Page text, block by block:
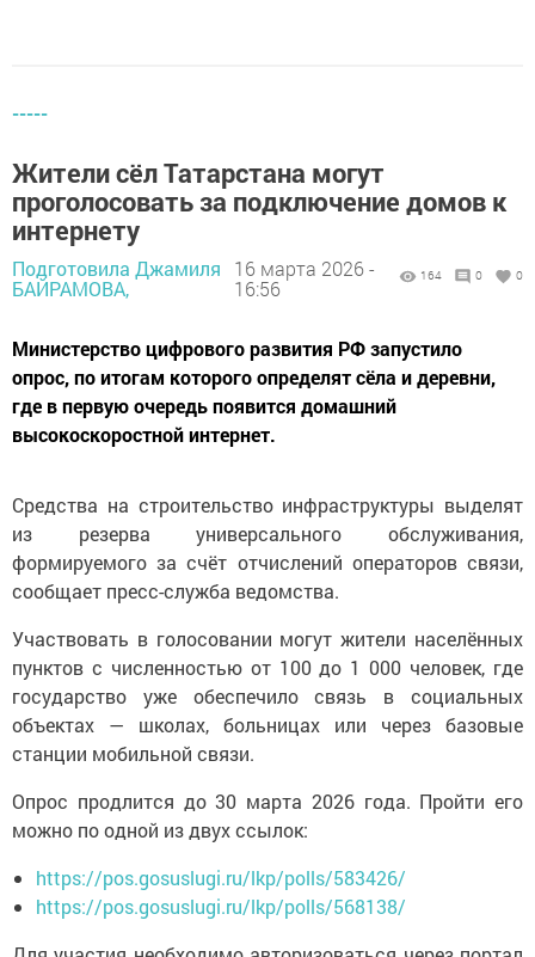
-----
Жители сёл Татарстана могут
проголосовать за подключение домов к
интернету
Подготовила Джамиля
БАЙРАМОВА,
16 марта 2026 -
16:56
164 0 0
Министерство цифрового развития РФ запустило
опрос, по итогам которого определят сёла и деревни,
где в первую очередь появится домашний
высокоскоростной интернет.
Средства на строительство инфраструктуры выделят
из резерва универсального обслуживания,
формируемого за счёт отчислений операторов связи,
сообщает пресс-служба ведомства.
Участвовать в голосовании могут жители населённых
пунктов с численностью от 100 до 1 000 человек, где
государство уже обеспечило связь в социальных
объектах — школах, больницах или через базовые
станции мобильной связи.
Опрос продлится до 30 марта 2026 года. Пройти его
можно по одной из двух ссылок:
https://pos.gosuslugi.ru/lkp/polls/583426/
https://pos.gosuslugi.ru/lkp/polls/568138/